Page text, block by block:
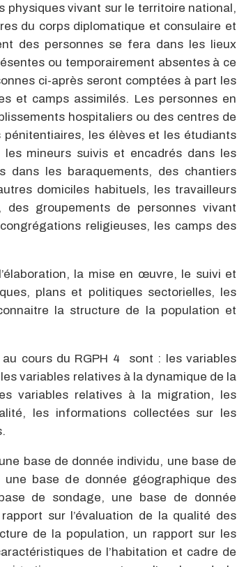
physiques vivant sur le territoire national,
du corps diplomatique et consulaire et
des personnes se fera dans les lieux
ou temporairement absentes à ce
ci-après seront comptées à part les
et camps assimilés. Les personnes en
hospitaliers ou des centres de
les élèves et les étudiants
les mineurs suivis et encadrés dans les
dans les baraquements, des chantiers
domiciles habituels, les travailleurs
groupements de personnes vivant
religieuses, les camps des
la mise en œuvre, le suivi et
plans et politiques sectorielles, les
la structure de la population et
cours du RGPH 4 sont : les variables
variables relatives à la dynamique de la
variables relatives à la migration, les
les informations collectées sur les
base de donnée individu, une base de
base de donnée géographique des
de sondage, une base de donnée
sur l’évaluation de la qualité des
de la population, un rapport sur les
de l’habitation et cadre de